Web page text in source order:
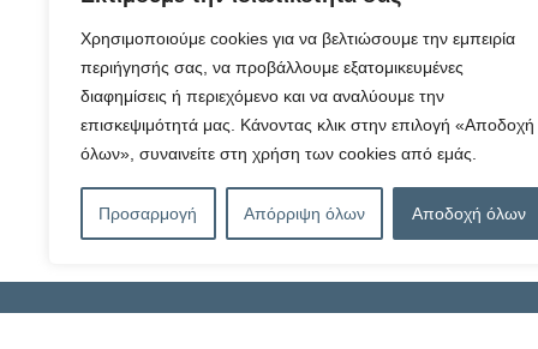
Χρησιμοποιούμε cookies για να βελτιώσουμε την εμπειρία
περιήγησής σας, να προβάλλουμε εξατομικευμένες
διαφημίσεις ή περιεχόμενο και να αναλύουμε την
επισκεψιμότητά μας. Κάνοντας κλικ στην επιλογή «Αποδοχή
όλων», συναινείτε στη χρήση των cookies από εμάς.
Προσαρμογή Απόρριψη όλων Αποδοχή όλων
ειδικότητας
Πρόγραμμα WEBINARS 2026